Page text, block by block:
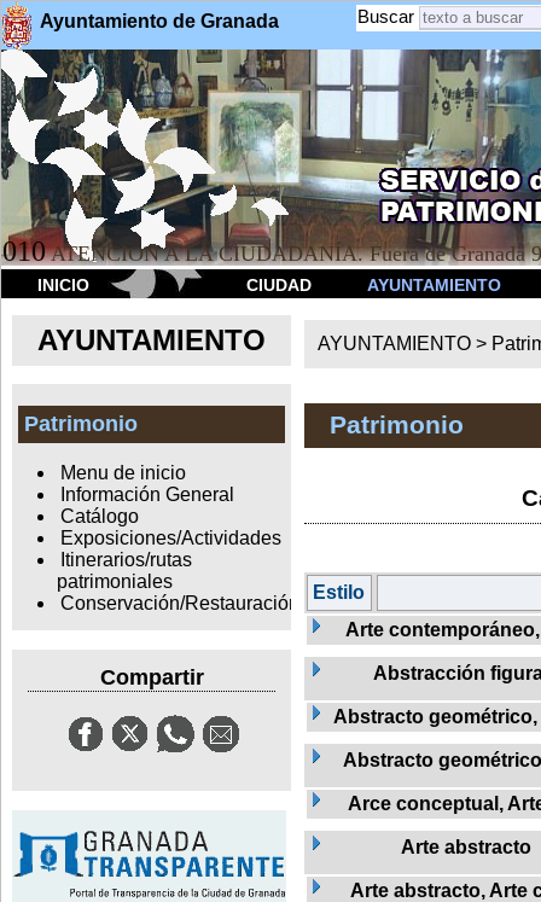
Ayuntamiento de Granada Buscar
010 ATENCION A LA CIUDADANÍA. Fuera de Granada
INICIO CIUDAD AYUNTAMIENTO
AYUNTAMIENTO
Patrimonio
Menu de inicio
Información General
Catálogo
Exposiciones/Actividades
Itinerarios/rutas
patrimoniales
Conservación/Restauración
Compartir
AYUNTAMIENTO >
Patrimonio
Estilo
Arte
Abstracción
Abstracto
Abstracto
Arce conceptual,
Arte abstracto
Arte abstracto, Arte